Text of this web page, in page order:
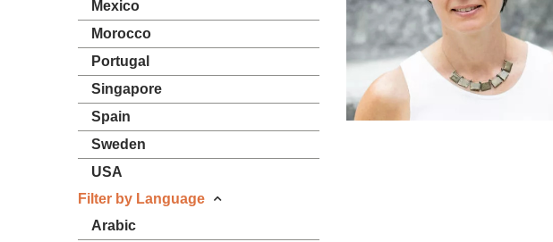
Mexico
Morocco
Portugal
Singapore
Spain
Sweden
USA
Filter by Language
Arabic